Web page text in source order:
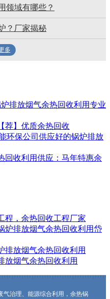
领域有哪些？
？厂家揭秘
多
排放烟气余热回收利用专业
荐】优质余热回收
环保公司供应好的锅炉排放
回收利用供应：马年特惠余
程，余热回收工程厂家
炉排放烟气余热回收利用岱
排放烟气余热回收利用
放烟气余热回收利用
气治理、能源综合利用，余热锅